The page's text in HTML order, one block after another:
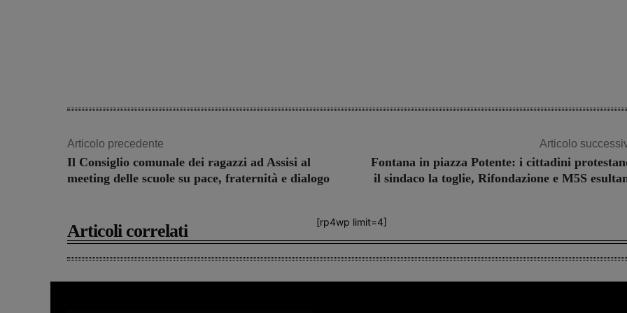
Articolo precedente
Il Consiglio comunale dei ragazzi ad Assisi al
meeting delle scuole su pace, fraternità e dialogo
Articolo
Fontana in piazza Potente: i cittadini
il sindaco la toglie, Rifondazione e M5S
[rp4wp limit=4]
Articoli correlati